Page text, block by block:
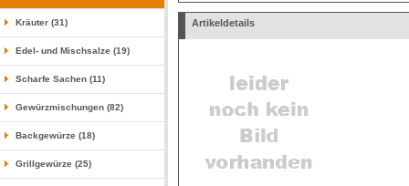
Kräuter (31)
Edel- und Mischsalze (19)
Scharfe Sachen (11)
Gewürzmischungen (82)
Backgewürze (18)
Grillgewürze (25)
Artikeldetails